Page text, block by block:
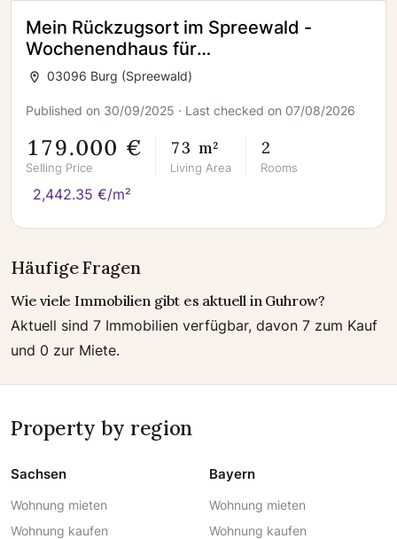
Mein Rückzugsort im Spreewald -
Wochenendhaus für
Erholungssuchende!
03096 Burg (Spreewald)
Published on 30/09/2025 · Last checked on 07/08/2026
179.000 €
Selling Price
73 m²
Living Area
2
Rooms
2,442.35 €/m²
Häufige Fragen
Wie viele Immobilien gibt es aktuell in Guhrow?
Aktuell sind 7 Immobilien verfügbar, davon 7 zum Kauf
und 0 zur Miete.
Property by region
Sachsen
Wohnung mieten
Wohnung kaufen
Bayern
Wohnung mieten
Wohnung kaufen